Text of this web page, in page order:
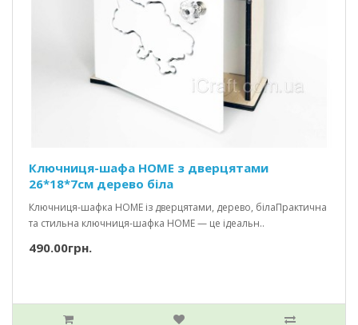
Ключниця-шафа HOME з дверцятами
26*18*7см дерево біла
Ключниця-шафка HOME із дверцятами, дерево, білаПрактична
та стильна ключниця-шафка HOME — це ідеальн..
490.00грн.